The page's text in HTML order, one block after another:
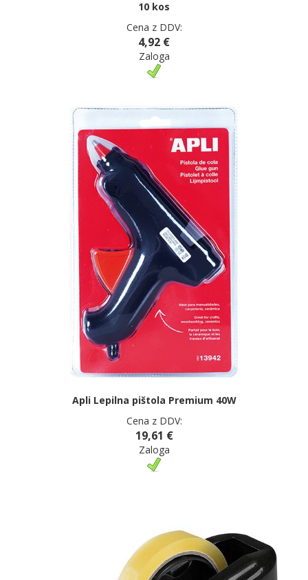
10 kos
Cena z DDV:
4,92 €
Zaloga
Apli Lepilna pištola Premium 40W
Cena z DDV:
19,61 €
Zaloga